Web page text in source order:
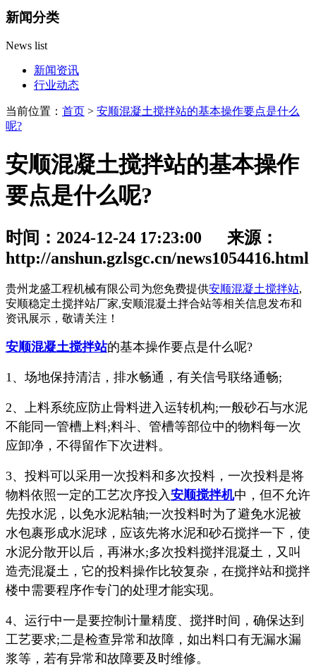
新闻分类
News list
新闻资讯
行业动态
当前位置： 首页 > 安顺混凝土搅拌站的基本操作要点是什么
呢?
安顺混凝土搅拌站的基本操作
要点是什么呢?
时间：2024-12-24 17:23:00 来源：
http://anshun.gzlsgc.cn/news1054416.html
贵州龙盛工程机械有限公司为您免费提供安顺混凝土搅拌站,
安顺稳定土搅拌站厂家,安顺混凝土拌合站等相关信息发布和
资讯展示，敬请关注！
安顺混凝土搅拌站的基本操作要点是什么呢?
1、场地保持清洁，排水畅通，有关信号联络通畅;
2、上料系统应防止骨料进入运转机构;一般砂石与水泥
不能同一管槽上料;料斗、管槽等部位中的物料每一次
应卸净，不得留作下次进料。
3、投料可以采用一次投料和多次投料，一次投料是将
物料依照一定的工艺次序投入安顺搅拌机中，但不允许
先投水泥，以免水泥粘轴;一次投料时为了避免水泥被
水包裹形成水泥球，应该先将水泥和砂石搅拌一下，使
水泥分散开以后，再淋水;多次投料搅拌混凝土，又叫
造壳混凝土，它的投料操作比较复杂，在搅拌站和搅拌
楼中需要程序作专门的处理才能实现。
4、运行中一是要控制计量精度、搅拌时间，确保达到
工艺要求;二是检查异常和故障，如出料口有无漏水漏
浆等，若有异常和故障要及时维修。